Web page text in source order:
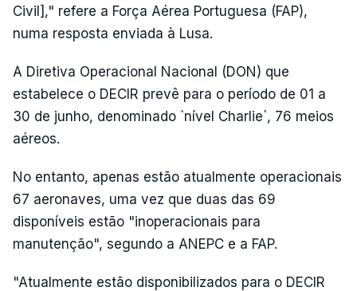
Civil]," refere a Força Aérea Portuguesa (FAP),
numa resposta enviada à Lusa.
A Diretiva Operacional Nacional (DON) que
estabelece o DECIR prevê para o período de 01 a
30 de junho, denominado `nível Charlie`, 76 meios
aéreos.
No entanto, apenas estão atualmente operacionais
67 aeronaves, uma vez que duas das 69
disponíveis estão "inoperacionais para
manutenção", segundo a ANEPC e a FAP.
"Atualmente estão disponibilizados para o DECIR